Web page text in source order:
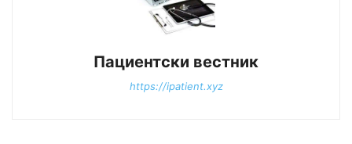
Пациентски вестник
https://ipatient.xyz